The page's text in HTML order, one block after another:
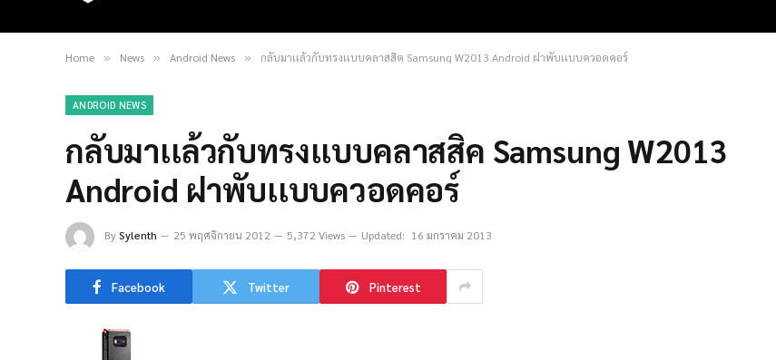
Home » News » Android News » กลับมาเเล้วกับทรงเเบบคลาสสิค Samsung W2013 Android ฝาพับเเบบควอดคอร์
ANDROID NEWS
กลับมาเเล้วกับทรงเเบบคลาสสิค Samsung W2013
Android ฝาพับเเบบควอดคอร์
BySylenth 25 พฤศจิกายน 2012 5,372 Views Updated: 16 มกราคม 2013
Facebook Twitter Pinterest